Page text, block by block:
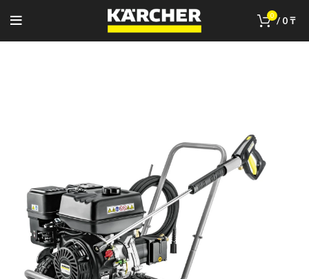
0 / 0₸